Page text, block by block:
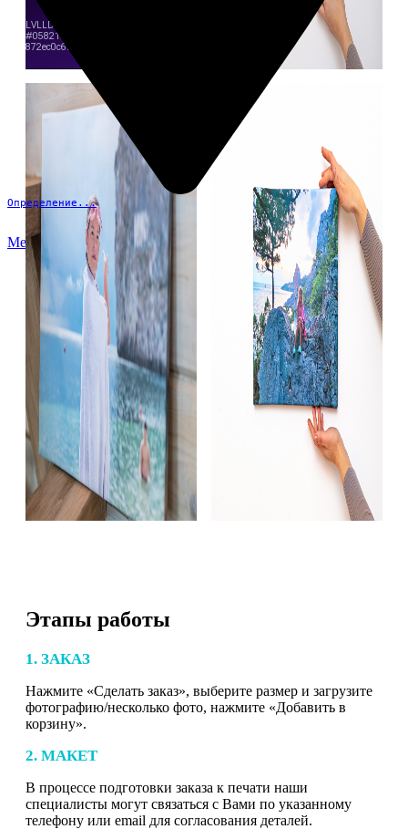
Определение...
Меню
Этапы работы
1. ЗАКАЗ
Нажмите «Сделать заказ», выберите размер и загрузите
фотографию/несколько фото, нажмите «Добавить в
корзину».
2. МАКЕТ
В процессе подготовки заказа к печати наши
специалисты могут связаться с Вами по указанному
телефону или email для согласования деталей.